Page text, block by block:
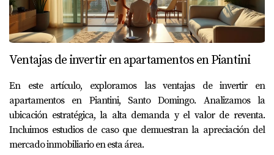
Ventajas de invertir en apartamentos en Piantini
En este artículo, exploramos las ventajas de invertir en
apartamentos en Piantini, Santo Domingo. Analizamos la
ubicación estratégica, la alta demanda y el valor de reventa.
Incluimos estudios de caso que demuestran la apreciación del
mercado inmobiliario en esta área.